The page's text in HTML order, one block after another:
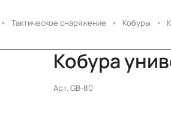
Тактическое снаряжение Кобуры
Кобура
Арт.GB-80